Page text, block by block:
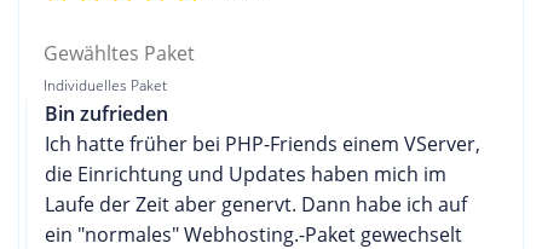
Gewähltes Paket
Individuelles Paket
Bin zufrieden
Ich hatte früher bei PHP-Friends einem VServer,
die Einrichtung und Updates haben mich im
Laufe der Zeit aber genervt. Dann habe ich auf
ein "normales" Webhosting.-Paket gewechselt